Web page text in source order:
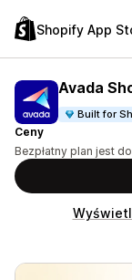
Shopify App
Avada
Built for
Ceny
Bezpłatny plan jest